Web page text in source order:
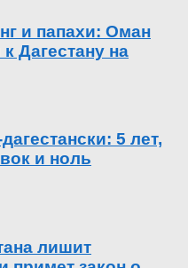
и папахи: Оман
Дагестану на
5 лет,
и ноль
лишит